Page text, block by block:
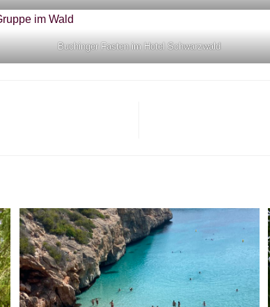
Buchinger Fasten im Hotel Schwarzwald